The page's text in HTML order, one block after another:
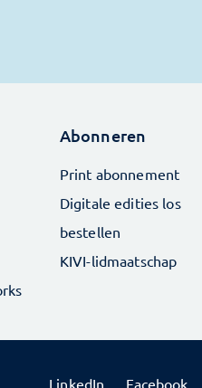
Abonneren
Print abonnement
Digitale edities los
bestellen
KIVI-lidmaatschap
LinkedIn Facebook